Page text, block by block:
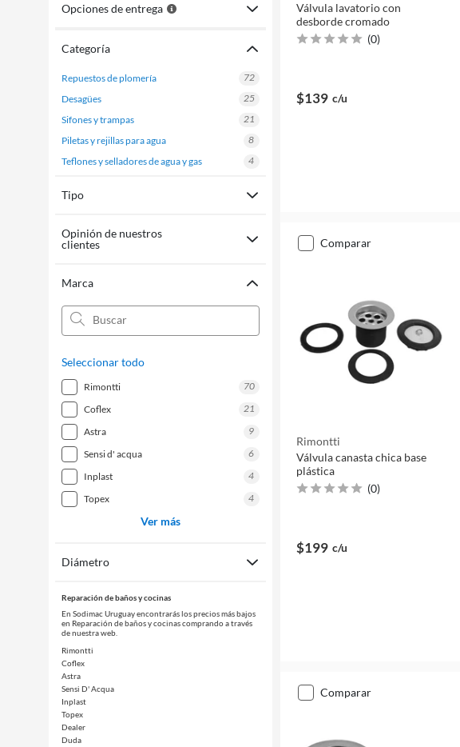
Opciones de entrega
Categoría
repuestos de plomería
72
desagües
25
sifones y trampas
21
piletas y rejillas para agua
8
teflones y selladores de agua y gas
4
Tipo
Opinión de nuestros
clientes
Marca
Seleccionar todo
rimontti
70
coflex
21
astra
9
sensi d' acqua
6
inplast
4
topex
4
Ver más
Diámetro
Reparación de baños y cocinas
En Sodimac Uruguay encontrarás los precios más bajos
en Reparación de baños y cocinas comprando a través
de nuestra web.
Rimontti
Coflex
Astra
Sensi D' Acqua
Inplast
Topex
Dealer
Duda
Válvula lavatorio con
desborde cromado
(0)
$139 c/u
comparar
Rimontti
Válvula canasta chica base
plástica
(0)
$199 c/u
comparar